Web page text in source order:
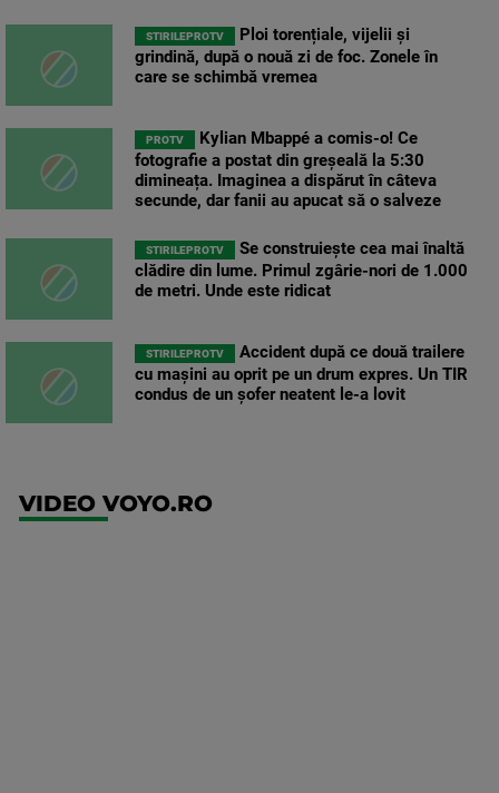
STIRILEPROTV
Ploi torențiale, vijelii și
grindină, după o nouă zi de foc. Zonele în
care se schimbă vremea
PROTV
Kylian Mbappé a comis-o! Ce
fotografie a postat din greșeală la 5:30
dimineața. Imaginea a dispărut în câteva
secunde, dar fanii au apucat să o salveze
STIRILEPROTV
Se construiește cea mai înaltă
clădire din lume. Primul zgârie-nori de 1.000
de metri. Unde este ridicat
STIRILEPROTV
Accident după ce două trailere
cu mașini au oprit pe un drum expres. Un TIR
condus de un șofer neatent le-a lovit
VIDEO VOYO.RO